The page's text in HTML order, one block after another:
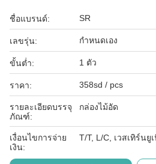
ชื่อแบรนด์: SR
เลขรุ่น: กำหนดเอง
ขั้นต่ำ: 1 ตัว
ราคา: 358sd / pcs
รายละเอียดบรรจุ
ภัณฑ์:
กล่องไม้อัด
เงื่อนไขการจ่าย
เงิน:
T/T, L/C, เวสเทิร์นยู